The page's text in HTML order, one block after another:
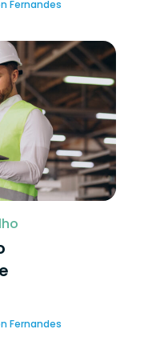
Fernandes
Fernandes